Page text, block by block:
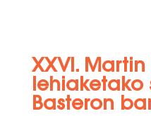
XXVI.
lehiaketako
Basteron